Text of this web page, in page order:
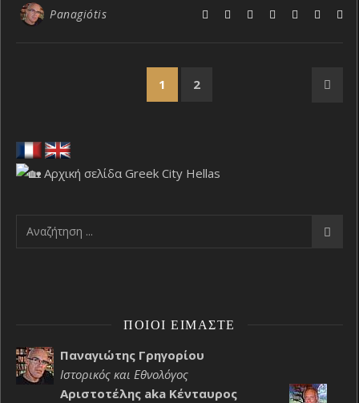
Panagiótis
1 2
ΠΟΙΟΙ ΕΊΜΑΣΤΕ
Παναγιώτης Γρηγορίου
Ιστορικός και Εθνολόγος
Αριστοτέλης aka Κένταυρος